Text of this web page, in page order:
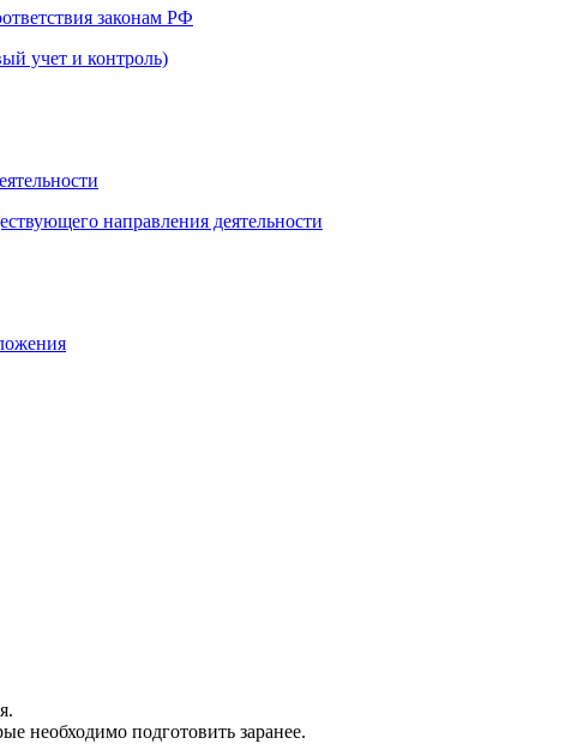
законам РФ
учет и контроль)
направления деятельности
необходимо подготовить заранее.